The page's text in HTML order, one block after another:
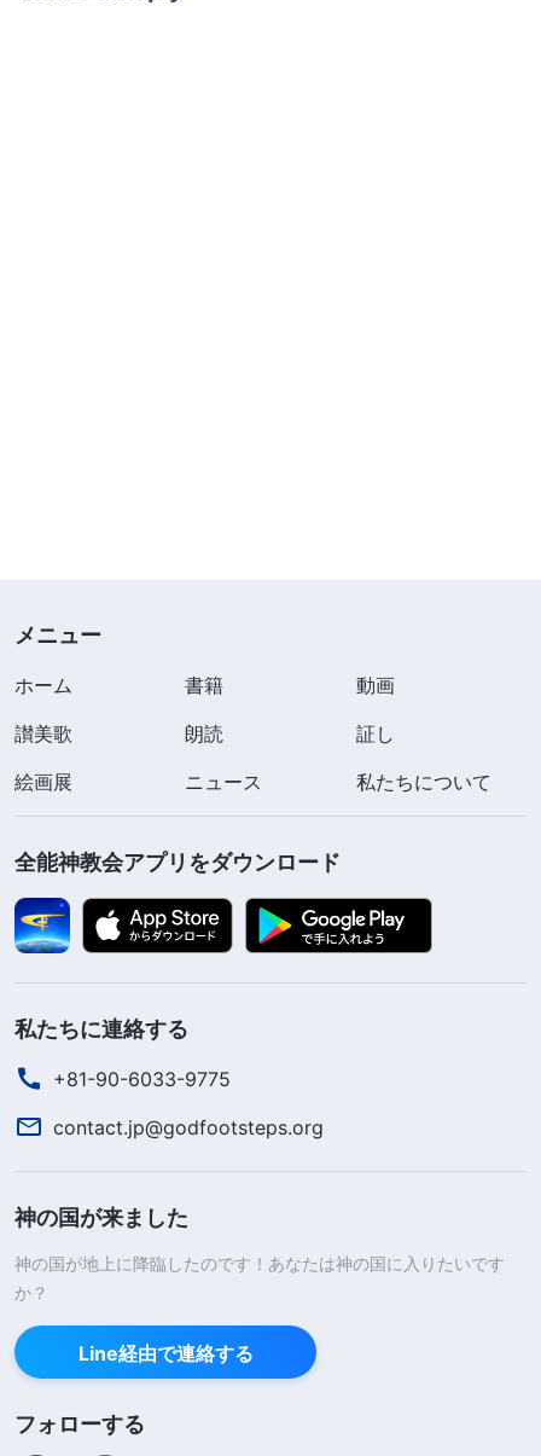
メニュー
ホーム 書籍
動画
讃美歌
朗読
証し
絵画展
ニュース 私たちについて
全能神教会アプリをダウンロード
私たちに連絡する
+81-90-6033-9775
contact.jp@godfootsteps.org
神の国が来ました
神の国が地上に降臨したのです！あなたは神の国に入りたいです
か？
Line経由で連絡する
フォローする